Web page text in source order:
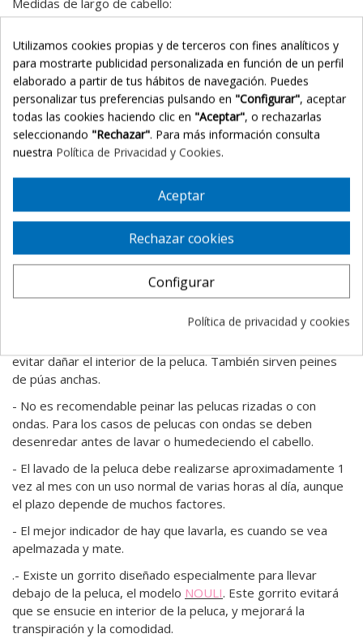
Medidas de largo de cabello:
CORONILLA: 10.8 cm
LATERALES: 5.7 cm
NUCA: 8.3 cm
MANTENIMIENTO Y RECOMENDACIONES PARA PELUCAS
SINTÉTICAS
- Recomendamos utilizar la peluca únicamente para salir a la
calle y utilizar un gorrito o turbante para estar en casa. De
este modo alargaremos la vida de la peluca y la
mantendremos en mejores condiciones.
- Elcepillado de la pelucadebe realizarse cuando veamos
que el cabello está apelmazado, únicamente con el fin de
soltarlo y desenredarlo en caso de melenas largas.
- Para cepillarla utilizaremos un cepillo tipo paleta o
evitar dañar el interior de la peluca. También sirven peines
de púas anchas.
- No es recomendable peinar las pelucas rizadas o con
ondas. Para los casos de pelucas con ondas se deben
desenredar antes de lavar o humedeciendo el cabello.
- El lavado de la peluca debe realizarse aproximadamente 1
vez al mes con un uso normal de varias horas al día, aunque
el plazo depende de muchos factores.
- El mejor indicador de hay que lavarla, es cuando se vea
apelmazada y mate.
.- Existe un gorrito diseñado especialmente para llevar
debajo de la peluca, el modelo NOULI. Este gorrito evitará
que se ensucie en interior de la peluca, y mejorará la
transpiración y la comodidad.
Utilizamos cookies propias y de terceros con fines analíticos y
para mostrarte publicidad personalizada en función de un perfil
elaborado a partir de tus hábitos de navegación. Puedes
personalizar tus preferencias pulsando en "Configurar", aceptar
todas las cookies haciendo clic en "Aceptar", o rechazarlas
seleccionando "Rechazar". Para más información consulta
nuestra Política de Privacidad y Cookies.
Aceptar
Rechazar cookies
Configurar
Política de privacidad y cookies